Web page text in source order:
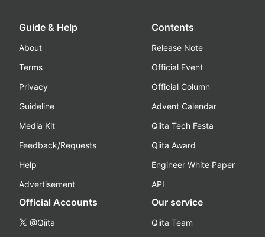
Guide & Help
About
Terms
Privacy
Guideline
Media Kit
Feedback/Requests
Help
Advertisement
Contents
Release Note
Official Event
Official Column
Advent Calendar
Qiita Tech Festa
Qiita Award
Engineer White Paper
API
Official Accounts
@Qiita
Our service
Qiita Team